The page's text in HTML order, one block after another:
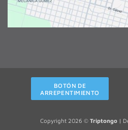
BOTÓN DE
ARREPENTIMIENTO
Copyright 2026 © Triptongo|